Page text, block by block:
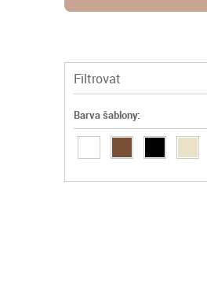
Filtrovat
Barva šablony: